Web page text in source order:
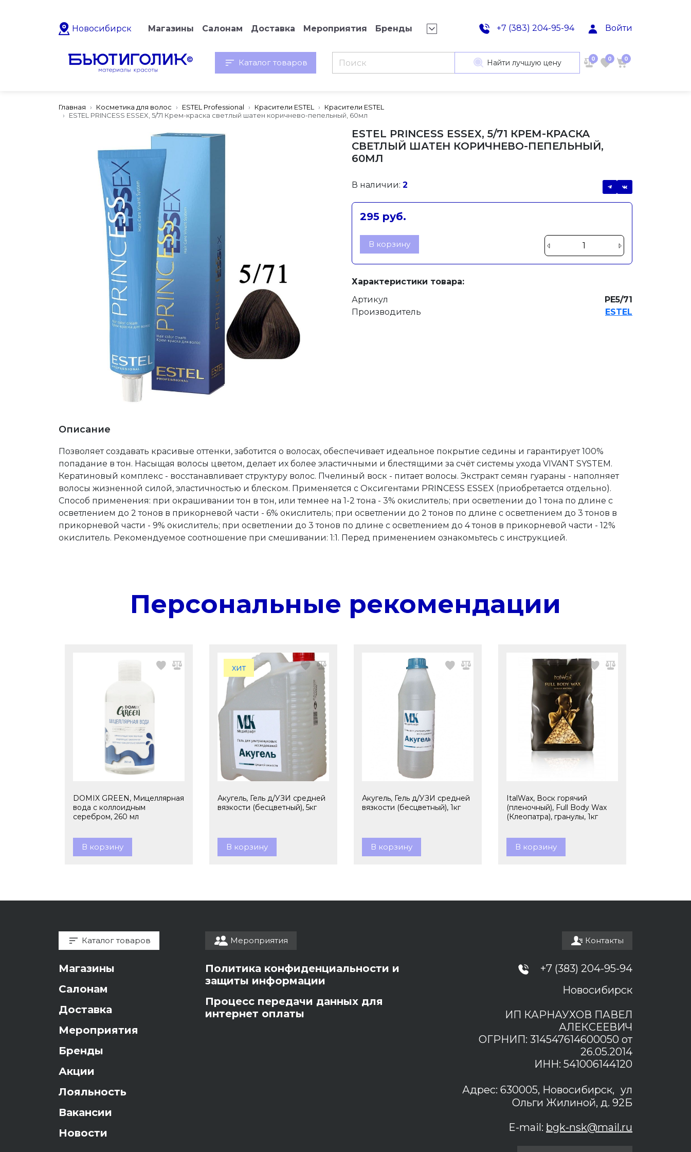
Новосибирск Магазины Салонам Доставка Мероприятия Бренды +7 (383) 204-95-94 Войти
Каталог товаров Найти лучшую цену 0 0 0
Главная Косметика для волос ESTEL Professional Красители ESTEL
Красители ESTEL
ESTEL PRINCESS ESSEX, 5/71 Крем-краска светлый шатен коричнево-пепельный, 60мл
ESTEL PRINCESS ESSEX, 5/71 КРЕМ-КРАСКА
СВЕТЛЫЙ ШАТЕН КОРИЧНЕВО-ПЕПЕЛЬНЫЙ,
60МЛ
В наличии: 2
295 руб.
В корзину
Характеристики товара:
Артикул
PE5/71
Производитель
ESTEL
Описание
Позволяет создавать красивые оттенки, заботится о волосах, обеспечивает идеальное покрытие седины и гарантирует 100%
попадание в тон. Насыщая волосы цветом, делает их более эластичными и блестящими за счёт системы ухода VIVANT SYSTEM.
Кератиновый комплекс - восстанавливает структуру волос. Пчелиный воск - питает волосы. Экстракт семян гуараны - наполняет
волосы жизненной силой, эластичностью и блеском. Применяется с Оксигентами PRINCESS ESSEX (приобретается отдельно).
Способ применения: при окрашивании тон в тон, или темнее на 1-2 тона - 3% окислитель; при осветлении до 1 тона по длине с
осветлением до 2 тонов в прикорневой части - 6% окислитель; при осветлении до 2 тонов по длине с осветлением до 3 тонов в
прикорневой части - 9% окислитель; при осветлении до 3 тонов по длине с осветлением до 4 тонов в прикорневой части - 12%
окислитель. Рекомендуемое соотношение при смешивании: 1:1. Перед применением ознакомьтесь с инструкцией.
Персональные рекомендации
DOMIX GREEN, Мицеллярная
вода с коллоидным
серебром, 260 мл
В корзину
хит
Акугель, Гель д/УЗИ средней
вязкости (бесцветный), 5кг
В корзину
Акугель, Гель д/УЗИ средней
вязкости (бесцветный), 1кг
В корзину
ItalWax, Воск горячий
(пленочный), Full Body Wax
(Клеопатра), гранулы, 1кг
В корзину
Каталог товаров
Магазины
Салонам
Доставка
Мероприятия
Бренды
Акции
Лояльность
Вакансии
Новости
Мероприятия
Политика конфиденциальности и
защиты информации
Процесс передачи данных для
интернет оплаты
Контакты
+7 (383) 204-95-94
Новосибирск
ИП КАРНАУХОВ ПАВЕЛ
АЛЕКСЕЕВИЧ
ОГРНИП: 314547614600050 от
26.05.2014
ИНН: 541006144120
Адрес: 630005, Новосибирск, ул
Ольги Жилиной, д. 92Б
E-mail: bgk-nsk@mail.ru